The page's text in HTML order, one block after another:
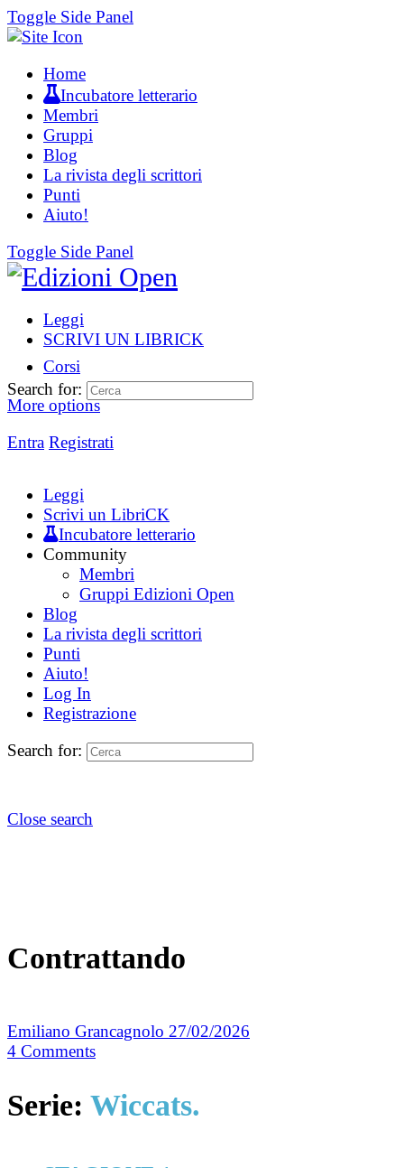
Toggle Side Panel
Home
Incubatore letterario
Membri
Gruppi
Blog
La rivista degli scrittori
Punti
Aiuto!
Toggle Side Panel
Leggi
SCRIVI UN LIBRICK
Corsi
More options
Entra Registrati
Search for:
Leggi
Scrivi un LibriCK
Incubatore letterario
Community
Membri
Gruppi Edizioni Open
Blog
La rivista degli scrittori
Punti
Aiuto!
Log In
Registrazione
Search for:
Close search
Contrattando
Emiliano Grancagnolo 27/02/2026
4 Comments
Serie: Wiccats.